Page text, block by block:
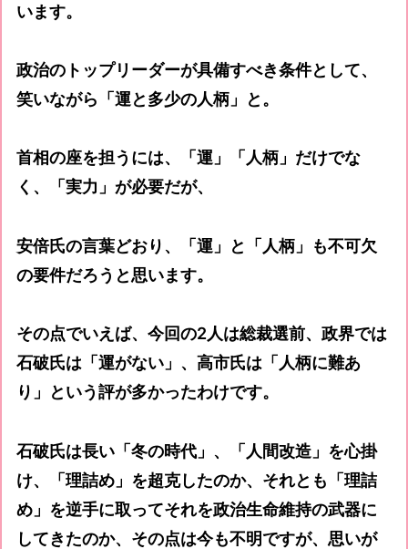
います。
政治のトップリーダーが具備すべき条件として、
笑いながら「運と多少の人柄」と。
首相の座を担うには、「運」「人柄」だけでな
く、「実力」が必要だが、
安倍氏の言葉どおり、「運」と「人柄」も不可欠
の要件だろうと思います。
その点でいえば、今回の2人は総裁選前、政界では
石破氏は「運がない」、高市氏は「人柄に難あ
り」という評が多かったわけです。
石破氏は長い「冬の時代」、「人間改造」を心掛
け、「理詰め」を超克したのか、それとも「理詰
め」を逆手に取ってそれを政治生命維持の武器に
してきたのか、その点は今も不明ですが、思いが